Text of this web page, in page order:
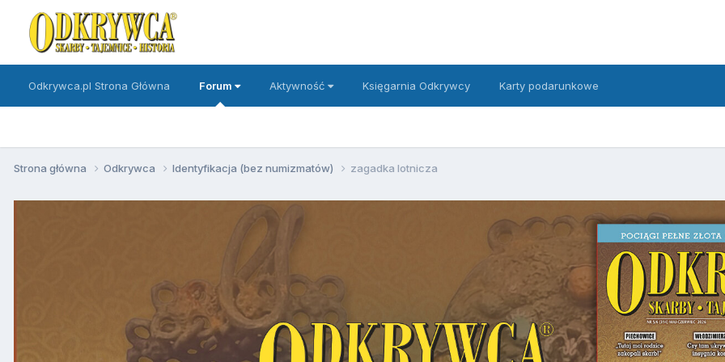
Odkrywca.pl Strona Główna Forum Aktywność Księgarnia Odkrywcy Karty podarunkowe
Strona główna Odkrywca Identyfikacja (bez numizmatów) zagadka lotnicza